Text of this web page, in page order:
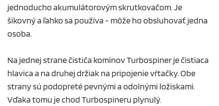
jednoducho akumulátorovým skrutkovačom. Je
šikovný a ľahko sa používa - môže ho obsluhovať jedna
osoba.
Na jednej strane čističa komínov Turbospiner je čistiaca
hlavica a na druhej držiak na pripojenie vŕtačky. Obe
strany sú podopreté pevnými a odolnými ložiskami.
Vďaka tomu je chod Turbospineru plynulý.